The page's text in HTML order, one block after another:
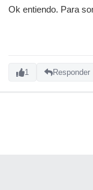
Ok entiendo. Para
1 Responder